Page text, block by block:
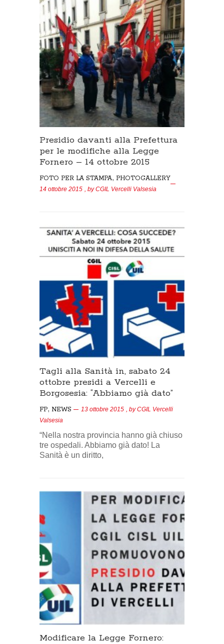
Presidio davanti alla Prefettura
per le modifiche alla Legge
Fornero – 14 ottobre 2015
FOTO PER LA STAMPA, PHOTOGALLERY
14 ottobre 2015 , byCGIL Vercelli Valsesia
Tagli alla Sanità in, sabato 24
ottobre presidi a Vercelli e
Borgosesia: “Abbiamo già dato”
FP, NEWS 13 ottobre 2015 , byCGIL Vercelli
Valsesia
“Nella nostra provincia hanno già chiuso
tre ospedali. Abbiamo già dato! La
Sanità è un diritto,
Modificare la Legge Fornero: